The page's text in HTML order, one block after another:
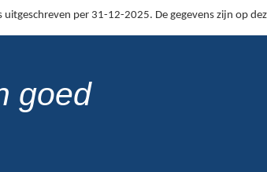
per 31-12-2025. De gegevens zijn op
goed